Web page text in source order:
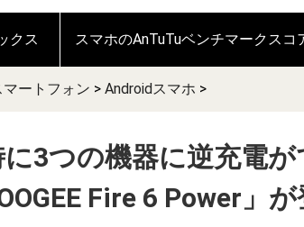
クス スマホのAnTuTuベンチマークスコ
マートフォン > Androidスマホ >
に3つの機器に逆充電
Fire 6 Power」が